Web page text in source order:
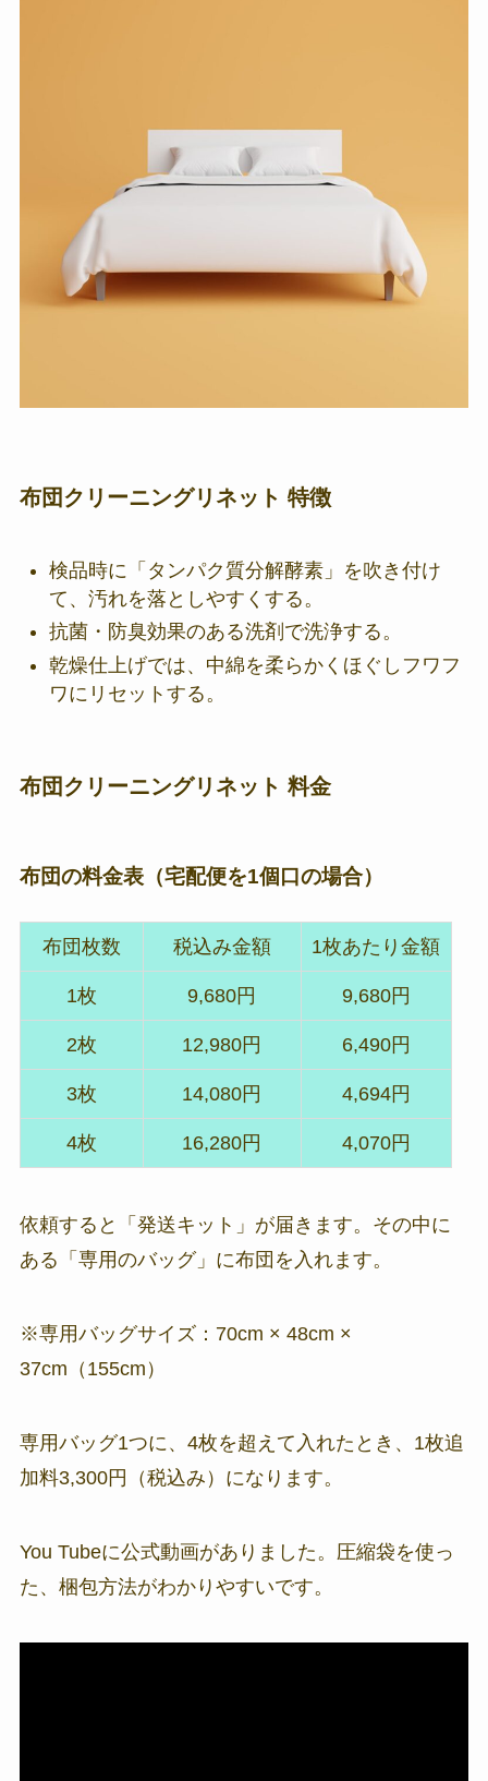
布団クリーニングリネット 特徴
検品時に「タンパク質分解酵素」を吹き付け
て、汚れを落としやすくする。
抗菌・防臭効果のある洗剤で洗浄する。
乾燥仕上げでは、中綿を柔らかくほぐしフワフ
ワにリセットする。
布団クリーニングリネット 料金
布団の料金表（宅配便を1個口の場合）
布団枚数 税込み金額 1枚あたり金額
1枚 9,680円 9,680円
2枚 12,980円 6,490円
3枚 14,080円 4,694円
4枚 16,280円 4,070円
依頼すると「発送キット」が届きます。その中に
ある「専用のバッグ」に布団を入れます。
※専用バッグサイズ：70cm × 48cm ×
37cm（155cm）
専用バッグ1つに、4枚を超えて入れたとき、1枚追
加料3,300円（税込み）になります。
You Tubeに公式動画がありました。圧縮袋を使っ
た、梱包方法がわかりやすいです。